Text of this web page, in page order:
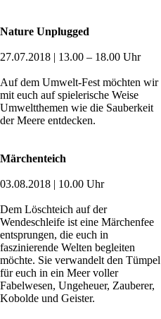
Nature Unplugged
27.07.2018 | 13.00 – 18.00 Uhr
Auf dem Umwelt-Fest möchten wir
mit euch auf spielerische Weise
Umweltthemen wie die Sauberkeit
der Meere entdecken.
Märchenteich
03.08.2018 | 10.00 Uhr
Dem Löschteich auf der
Wendeschleife ist eine Märchenfee
entsprungen, die euch in
faszinierende Welten begleiten
möchte. Sie verwandelt den Tümpel
für euch in ein Meer voller
Fabelwesen, Ungeheuer, Zauberer,
Kobolde und Geister.